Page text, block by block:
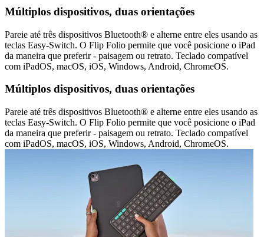
Múltiplos dispositivos, duas orientações
Pareie até três dispositivos Bluetooth® e alterne entre eles usando as
teclas Easy-Switch. O Flip Folio permite que você posicione o iPad
da maneira que preferir - paisagem ou retrato. Teclado compatível
com iPadOS, macOS, iOS, Windows, Android, ChromeOS.
Múltiplos dispositivos, duas orientações
Pareie até três dispositivos Bluetooth® e alterne entre eles usando as
teclas Easy-Switch. O Flip Folio permite que você posicione o iPad
da maneira que preferir - paisagem ou retrato. Teclado compatível
com iPadOS, macOS, iOS, Windows, Android, ChromeOS.